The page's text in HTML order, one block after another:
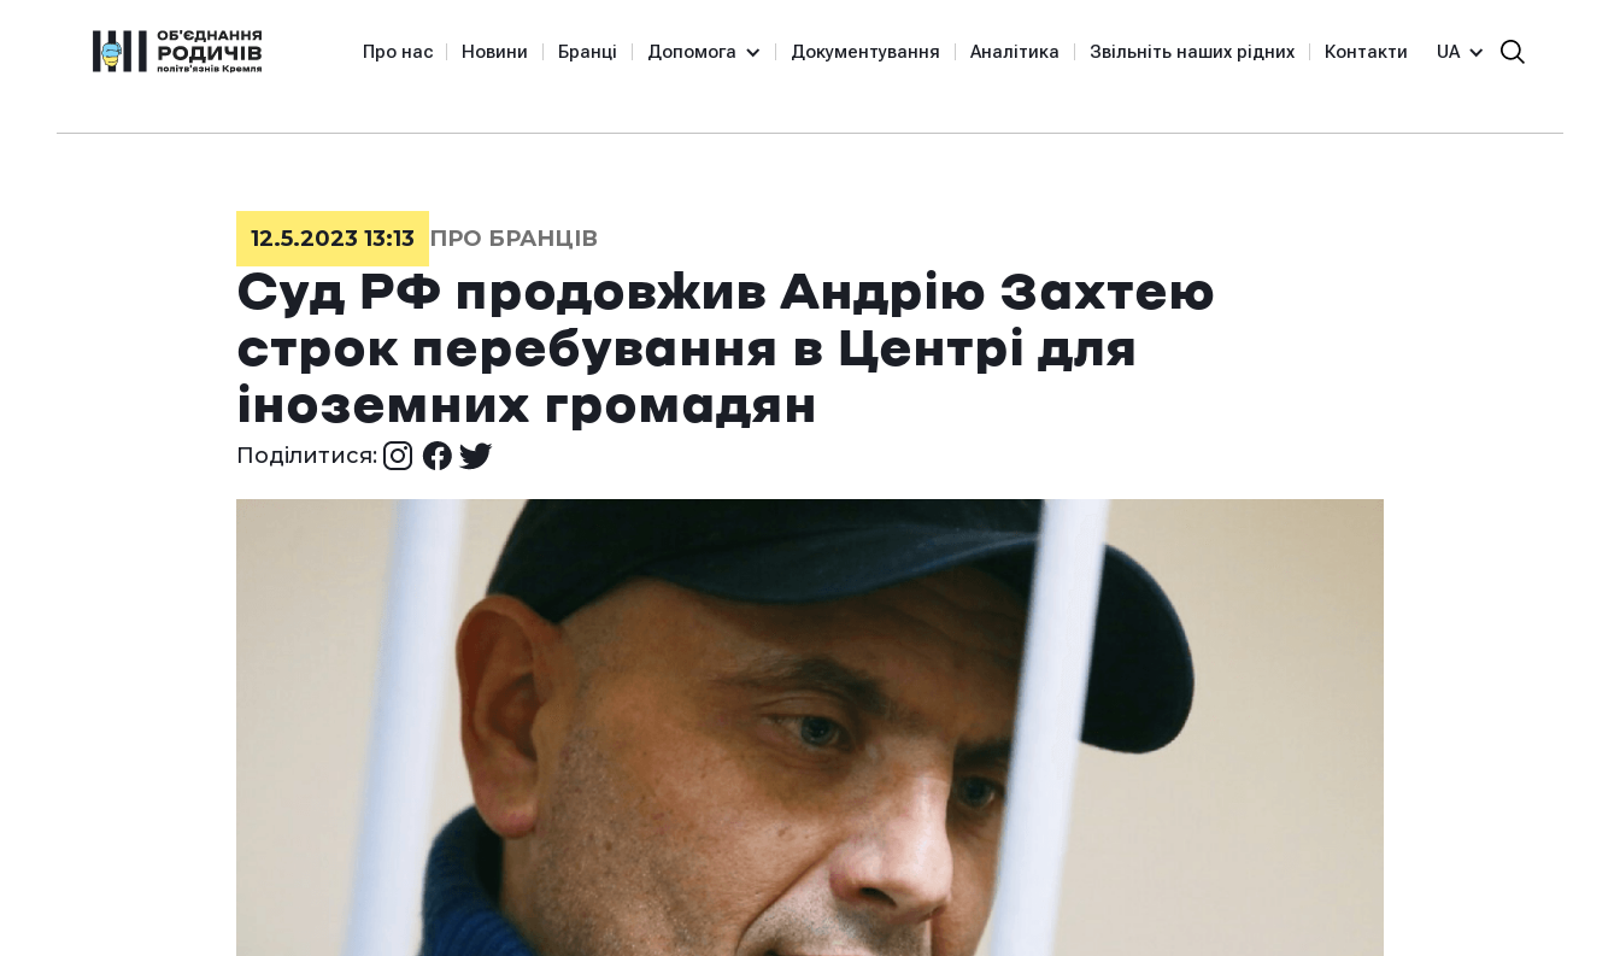
Про нас Новини Бранці Допомога Документування Аналітика Звільніть наших рідних Контакти UA
12.5.2023 13:13 ПРО БРАНЦІВ
Суд РФ продовжив Андрію Захтею
строк перебування в Центрі для
іноземних громадян
Поділитися: